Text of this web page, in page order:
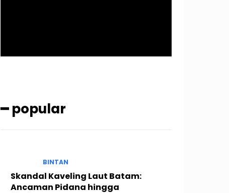
━ popular
BINTAN
Skandal Kaveling Laut Batam:
Ancaman Pidana hingga